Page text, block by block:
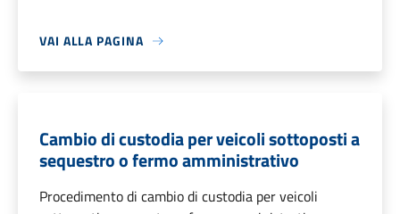
VAI ALLA PAGINA
Cambio di custodia per veicoli sottoposti a
sequestro o fermo amministrativo
Procedimento di cambio di custodia per veicoli